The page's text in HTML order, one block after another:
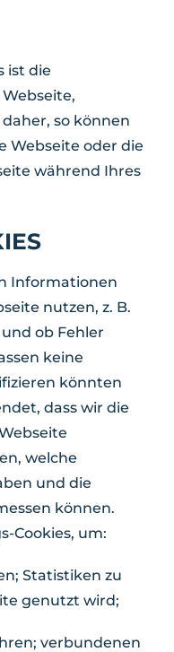
ist die
so können
Webseite oder die
während Ihres
Informationen
nutzen, z. B.
ob Fehler
keine
könnten
dass wir die
welche
und die
können.
Cookies, um:
Statistiken zu
genutzt wird;
verbundenen